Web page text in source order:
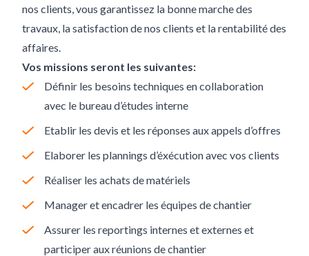
nos clients, vous garantissez la bonne marche des
travaux, la satisfaction de nos clients et la rentabilité des
affaires.
Vos missions seront les suivantes:
Définir les besoins techniques en collaboration
avec le bureau d’études interne
Etablir les devis et les réponses aux appels d’offres
Elaborer les plannings d’éxécution avec vos clients
Réaliser les achats de matériels
Manager et encadrer les équipes de chantier
Assurer les reportings internes et externes et
participer aux réunions de chantier